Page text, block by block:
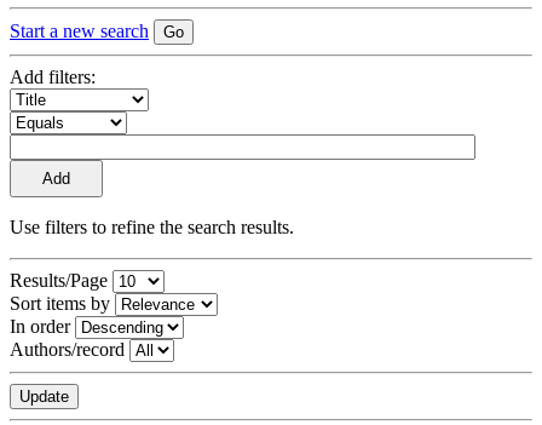
Start a new search
Add filters:
Use filters to refine the search results.
Results/Page
Sort items by
In order
Authors/record